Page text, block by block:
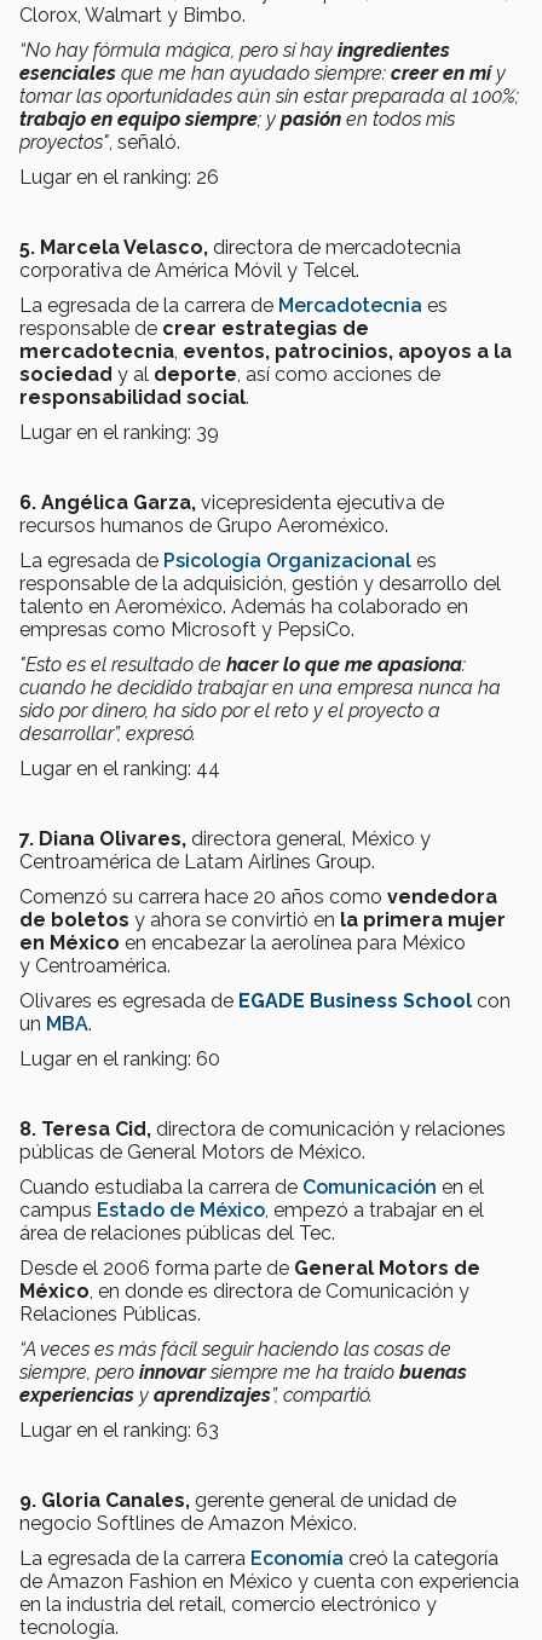
Clorox, Walmart y Bimbo.
“No hay fórmula mágica, pero sí hay ingredientes
esenciales que me han ayudado siempre: creer en míy
tomar las oportunidades aún sin estar preparada al 100%;
trabajo en equipo siempre; y pasión en todos mis
proyectos" , señaló.
Lugar en el ranking: 26
5. Marcela Velasco, directora de mercadotecnia
corporativa de América Móvil y Telcel.
La egresada de la carrera de Mercadotecnia es
responsable de crear estrategias de
mercadotecnia eventos, patrocinios, apoyos a la
sociedad y al deporte , así como acciones de
responsabilidad social.
Lugar en el ranking: 39
6. Angélica Garza, vicepresidenta ejecutiva de
recursos humanos de Grupo Aeroméxico.
La egresada de Psicología Organizacional es
responsable de la adquisición, gestión y desarrollo del
talento en Aeroméxico. Además ha colaborado en
empresas como Microsoft y PepsiCo.
"Esto es el resultado de hacer lo que me apasiona:
cuando he decidido trabajar en una empresa nunca ha
sido por dinero, ha sido por el reto y el proyecto a
desarrollar”, expresó.
Lugar en el ranking: 44
7. Diana Olivares, directora general, México y
Centroamérica de Latam Airlines Group.
Comenzó su carrera hace 20 años como vendedora
de boletos y ahora se convirtió en la primera mujer
en México en encabezar la aerolínea para México
y Centroamérica.
Olivares es egresada de EGADE Business School con
un MBA.
Lugar en el ranking: 60
8. Teresa Cid, directora de comunicación y relaciones
públicas de General Motors de México.
Cuando estudiaba la carrera de Comunicación en el
campus Estado de México , empezó a trabajar en el
área de relaciones públicas del Tec.
Desde el 2006 forma parte de General Motors de
México , en donde es directora de Comunicación y
Relaciones Públicas.
“A veces es más fácil seguir haciendo las cosas de
siempre, pero innovarsiempre me ha traído buenas
experiencias y aprendizajes”, compartió.
Lugar en el ranking: 63
9. Gloria Canales, gerente general de unidad de
negocio Softlines de Amazon México.
La egresada de la carrera Economía creó la categoría
de Amazon Fashion en México y cuenta con experiencia
en la industria del retail, comercio electrónico y
tecnología.